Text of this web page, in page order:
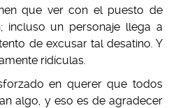
que ver con el puesto de
incluso un personaje llega a
de excusar tal desatino. Y
ridículas.
en querer que todos
algo, y eso es de agradecer